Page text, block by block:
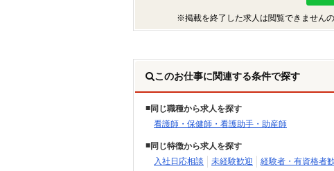
※掲載を終了した求人は閲覧できません
このお仕事に関連する条件で探す
同じ職種から求人を探す
看護師・保健師・看護助手・助産師
同じ特徴から求人を探す
入社日応相談
未経験歓迎 経験者・有資格者